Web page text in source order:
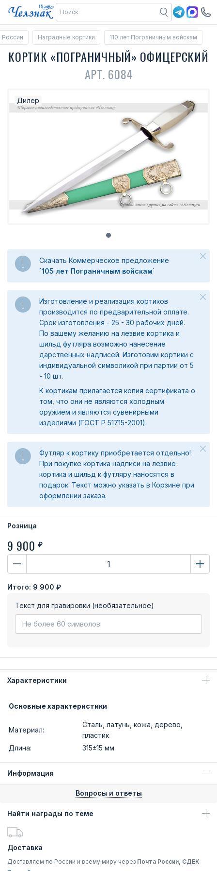
Наградные кортики 110 лет Пограничным войскам
КОРТИК «ПОГРАНИЧНЫЙ» ОФИЦЕРСКИЙ
АРТ. 6084
Дилер
Скачать Коммерческое предложение
`105 лет Пограничным войскам`
Изготовление и реализация кортиков
производится по предварительной оплате.
Срок изготовления - 25 - 30 рабочих дней.
По вашему желанию на лезвие кортика и
шильд футляра возможно нанесение
дарственных надписей. Изготовим кортики с
индивидуальной символикой при партии от 5
- 10 шт.
К кортикам прилагается копия сертификата о
том, что они не являются холодным
оружием и являются сувенирными
изделиями (ГОСТ Р 51715-2001).
Футляр к кортику приобретается отдельно!
При покупке кортика надписи на лезвие
кортика и шильд к футляру наносятся в
подарок. Текст можно указать в Корзине при
оформлении заказа.
Розница
9 900 ₽
Итого: 9 900 ₽
Текст для гравировки (необязательное)
Характеристики
Основные характеристики
Материал:
Сталь, латунь, кожа, дерево,
пластик
Длина:
315±15 мм
Информация
Вопросы и ответы
Найти награды по теме
Доставка
Доставляем по России и всему миру через Почта России, СДЕК